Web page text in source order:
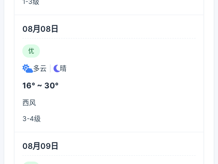
08月08日
优
多云 晴
16° ~ 30°
西风
3-4级
08月09日